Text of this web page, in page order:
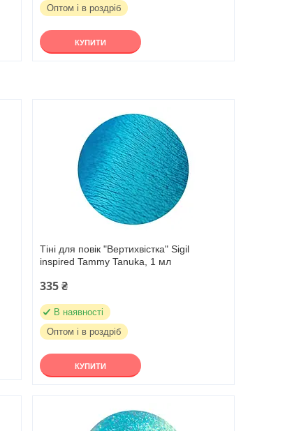
Оптом і в роздріб
КУПИТИ
Тіні для повік "Вертихвістка" Sigil
inspired Tammy Tanuka, 1 мл
335 ₴
В наявності
Оптом і в роздріб
КУПИТИ